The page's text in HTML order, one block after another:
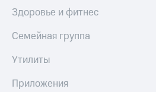
Здоровье и фитнес
Семейная группа
Утилиты
Приложения